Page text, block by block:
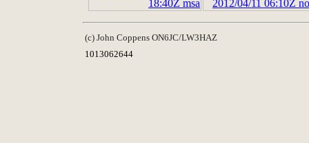
(c) John Coppens ON6JC/LW3HAZ
1013062644